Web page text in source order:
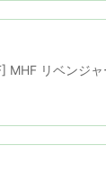
MHF リベンジャ